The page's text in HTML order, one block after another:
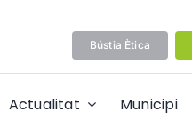
Bústia Ètica
Actualitat Municipi